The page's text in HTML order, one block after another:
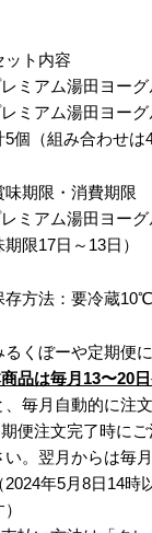
ット内容
ミアム湯田ヨー
ミアム湯田ヨー
5個（組み合わせは
味期限・消費期限
ミアム湯田ヨーグ
期限17日～13日）
存方法：要冷蔵
るくぼーや定期便
品は毎月13〜20
、毎月自動的に注
便注文完了時に
い。翌月からは毎
2024年5月8日14時